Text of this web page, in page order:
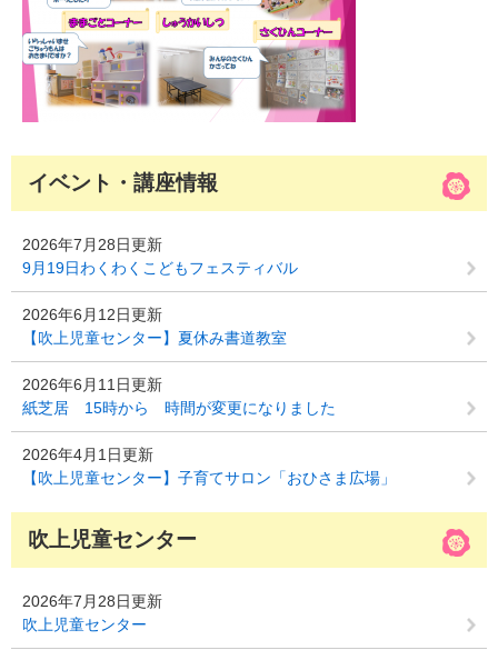
イベント・講座情報
2026年7月28日更新
9月19日わくわくこどもフェスティバル
2026年6月12日更新
【吹上児童センター】夏休み書道教室
2026年6月11日更新
紙芝居 15時から 時間が変更になりました
2026年4月1日更新
【吹上児童センター】子育てサロン「おひさま広場」
吹上児童センター
2026年7月28日更新
吹上児童センター